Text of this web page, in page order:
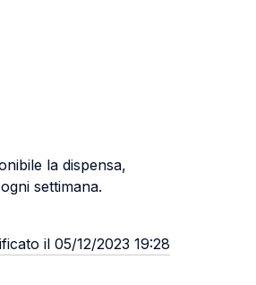
la dispensa,
settimana.
il 05/12/2023 19:28